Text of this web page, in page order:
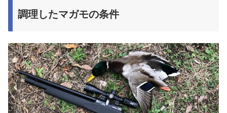
調理したマガモの条件